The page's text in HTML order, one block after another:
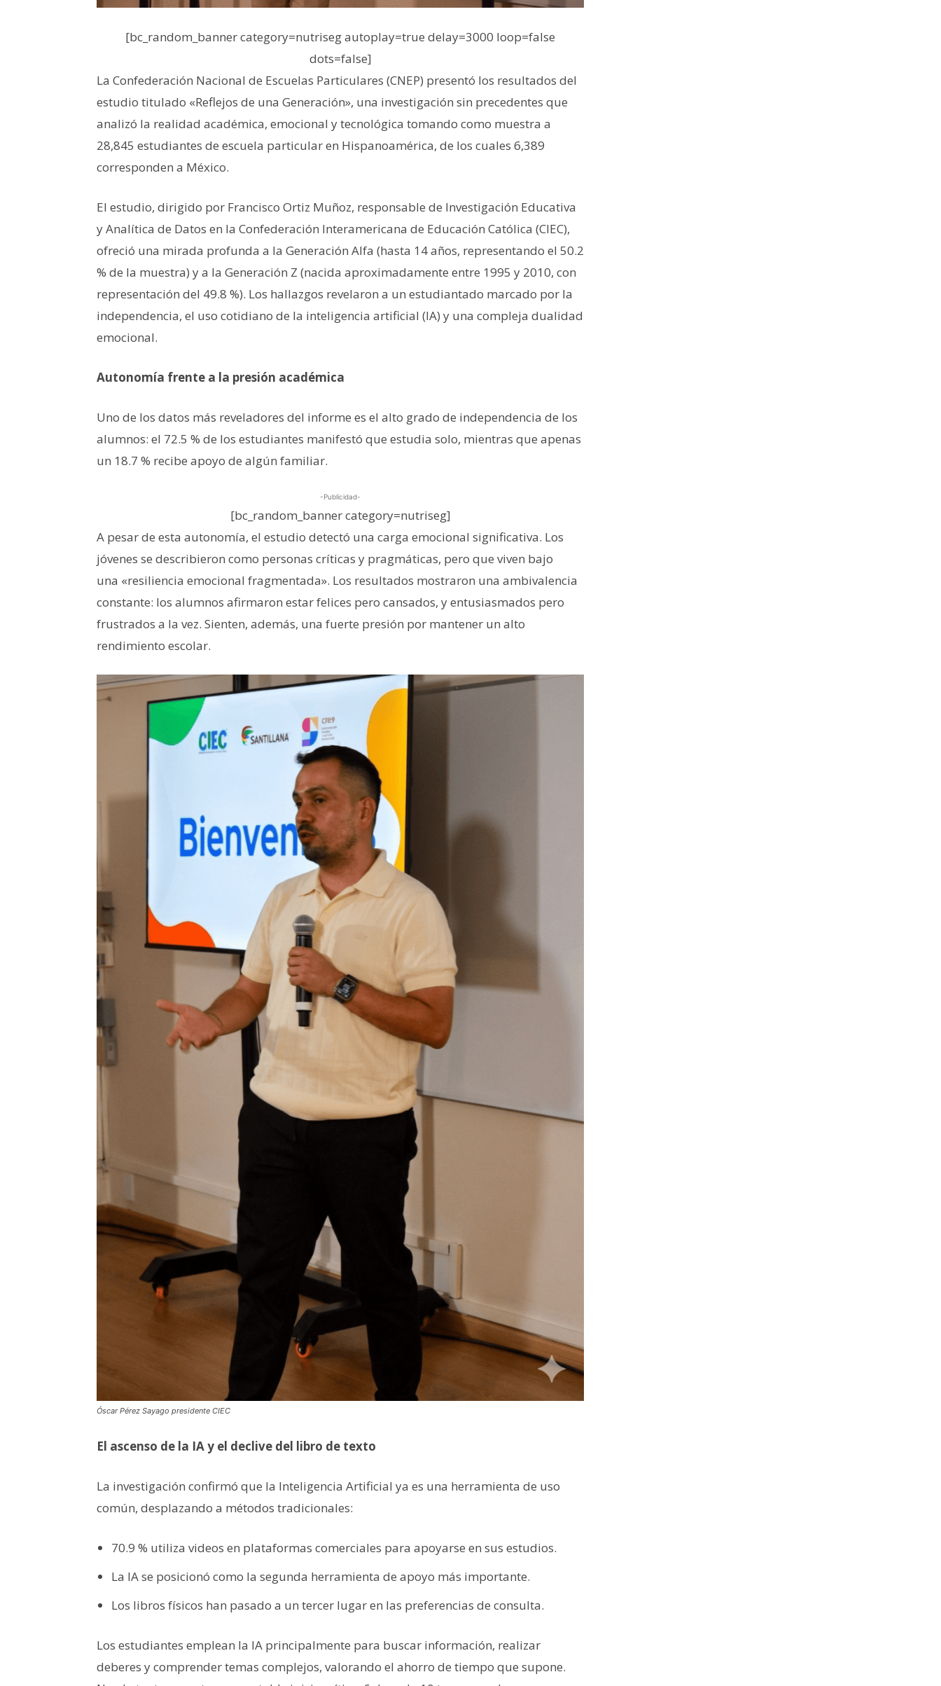
[bc_random_banner category=nutriseg autoplay=true delay=3000 loop=false
dots=false]
La Confederación Nacional de Escuelas Particulares (CNEP) presentó los resultados del
estudio titulado «Reflejos de una Generación», una investigación sin precedentes que
analizó la realidad académica, emocional y tecnológica tomando como muestra a
28,845 estudiantes de escuela particular en Hispanoamérica, de los cuales 6,389
corresponden a México.
El estudio, dirigido por Francisco Ortiz Muñoz, responsable de Investigación Educativa
y Analítica de Datos en la Confederación Interamericana de Educación Católica (CIEC),
ofreció una mirada profunda a la Generación Alfa (hasta 14 años, representando el 50.2
% de la muestra) y a la Generación Z (nacida aproximadamente entre 1995 y 2010, con
representación del 49.8 %). Los hallazgos revelaron a un estudiantado marcado por la
independencia, el uso cotidiano de la inteligencia artificial (IA) y una compleja dualidad
emocional.
Autonomía frente a la presión académica
Uno de los datos más reveladores del informe es el alto grado de independencia de los
alumnos: el 72.5 % de los estudiantes manifestó que estudia solo, mientras que apenas
un 18.7 % recibe apoyo de algún familiar.
-Publicidad-
[bc_random_banner category=nutriseg]
A pesar de esta autonomía, el estudio detectó una carga emocional significativa. Los
jóvenes se describieron como personas críticas y pragmáticas, pero que viven bajo
una «resiliencia emocional fragmentada». Los resultados mostraron una ambivalencia
constante: los alumnos afirmaron estar felices pero cansados, y entusiasmados pero
frustrados a la vez. Sienten, además, una fuerte presión por mantener un alto
rendimiento escolar.
Óscar Pérez Sayago presidente CIEC
El ascenso de la IA y el declive del libro de texto
La investigación confirmó que la Inteligencia Artificial ya es una herramienta de uso
común, desplazando a métodos tradicionales:
70.9 % utiliza videos en plataformas comerciales para apoyarse en sus estudios.
La IA se posicionó como la segunda herramienta de apoyo más importante.
Los libros físicos han pasado a un tercer lugar en las preferencias de consulta.
Los estudiantes emplean la IA principalmente para buscar información, realizar
deberes y comprender temas complejos, valorando el ahorro de tiempo que supone.